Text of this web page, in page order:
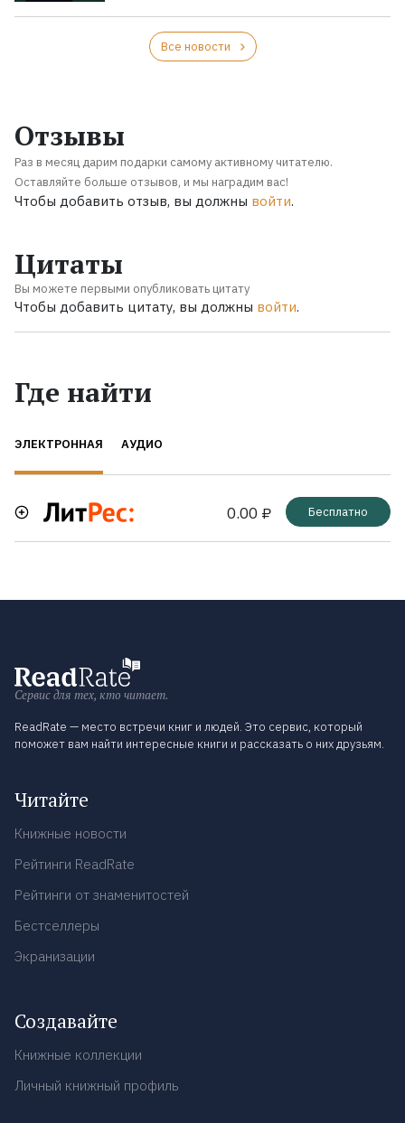
Все новости
Отзывы
Раз в месяц дарим подарки самому активному читателю.
Оставляйте больше отзывов, и мы наградим вас!
Чтобы добавить отзыв, вы должны войти.
Цитаты
Вы можете первыми опубликовать цитату
Чтобы добавить цитату, вы должны войти.
Где найти
ЭЛЕКТРОННАЯ АУДИО
0.00 ₽ Бесплатно
Сервис для тех, кто читает.
ReadRate — место встречи книг и людей. Это сервис, который
поможет вам найти интересные книги и рассказать о них друзьям.
Читайте
Книжные новости
Рейтинги ReadRate
Рейтинги от знаменитостей
Бестселлеры
Экранизации
Создавайте
Книжные коллекции
Личный книжный профиль